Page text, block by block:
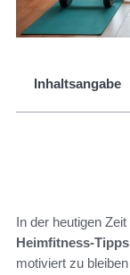
Inhaltsangabe
In der heutigen
Heimfitness-Tipps
motiviert zu